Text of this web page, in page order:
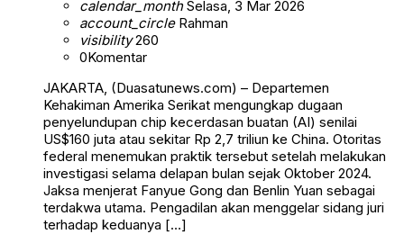
calendar_monthSelasa, 3 Mar 2026
account_circleRahman
visibility260
0Komentar
JAKARTA, (Duasatunews.com) – Departemen
Kehakiman Amerika Serikat mengungkap dugaan
penyelundupan chip kecerdasan buatan (AI) senilai
US$160 juta atau sekitar Rp 2,7 triliun ke China. Otoritas
federal menemukan praktik tersebut setelah melakukan
investigasi selama delapan bulan sejak Oktober 2024.
Jaksa menjerat Fanyue Gong dan Benlin Yuan sebagai
terdakwa utama. Pengadilan akan menggelar sidang juri
terhadap keduanya […]